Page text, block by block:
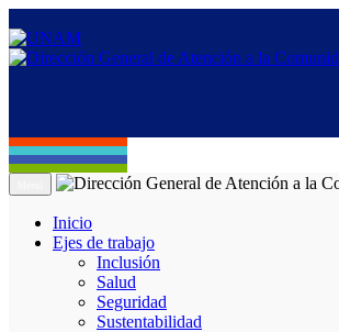
Inicio
Ejes de trabajo
Inclusión
Salud
Seguridad
Sustentabilidad